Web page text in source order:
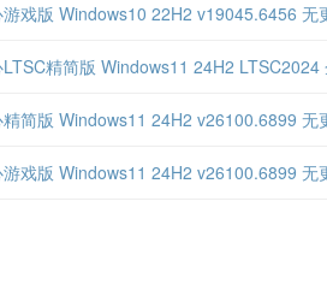
戏版 Windows10 22H2 v19045.6456 无
精简版 Windows11 24H2
简版 Windows11 24H2 v26100.6899 无
戏版 Windows11 24H2 v26100.6899 无